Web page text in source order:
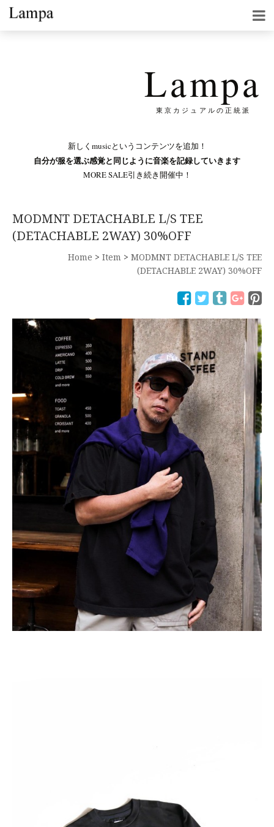
Lampa
東京カジュアルの正統派
新しくmusicというコンテンツを追加！
自分が服を選ぶ感覚と同じように音楽を記録していきます
MORE SALE引き続き開催中！
MODMNT DETACHABLE L/S TEE
(DETACHABLE 2WAY) 30%OFF
Home > Item > MODMNT DETACHABLE L/S TEE
(DETACHABLE 2WAY) 30%OFF